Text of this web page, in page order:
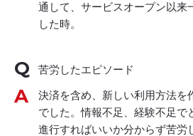
通して、サービスオープン以来
した時。
苦労したエピソード
決済を含め、新しい利用方法を
でした。情報不足、経験不足で
進行すればいいか分からず苦労